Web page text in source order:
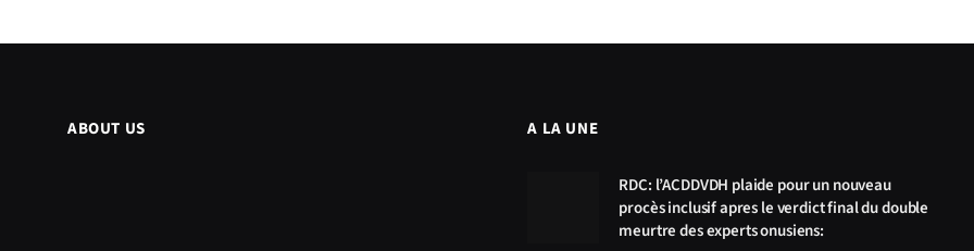
ABOUT US A LA UNE
RDC: l’ACDDVDH plaide pour un nouveau
procès inclusif apres le verdict final du double
meurtre des experts onusiens: